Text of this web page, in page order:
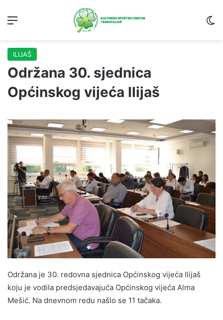
ILIJAŠ
Održana 30. sjednica
Općinskog vijeća Ilijaš
Održana je 30. redovna sjednica Općinskog vijeća Ilijaš
koju je vodila predsjedavajuća Općinskog vijeća Alma
Mešić. Na dnevnom redu našlo se 11 tačaka.